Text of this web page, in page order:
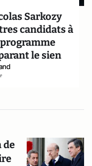
Sarkozy
candidats à
le sien
de